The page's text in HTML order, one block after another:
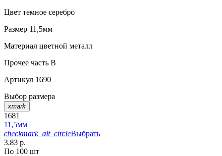
Цвет темное серебро
Размер 11,5мм
Материал цветной металл
Прочее часть B
Артикул 1690
Выбор размера
xmark
1681
11,5мм
checkmark_alt_circleВыбрать
3.83 р.
По 100 шт